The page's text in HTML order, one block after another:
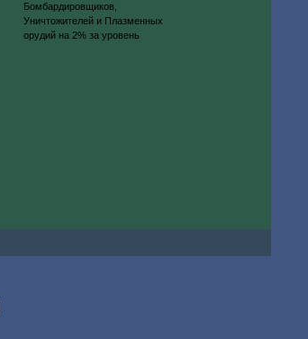
Бомбардировщиков,
Уничтожителей и Плазменных
орудий на 2% за уровень